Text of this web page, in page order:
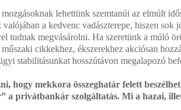
lehettünk szemtanúi az elmúlt
a kedvenc vadászterepe, hiszen sok
tudnak megvásárolni. Ha szeretünk a múló
cikkekhez, ékszerekhez akciósan
stabilitásunkat hosszútávon megalapozó
hogy mekkora összeghatár felett
a privátbankár szolgáltatás. Mi a hazai,